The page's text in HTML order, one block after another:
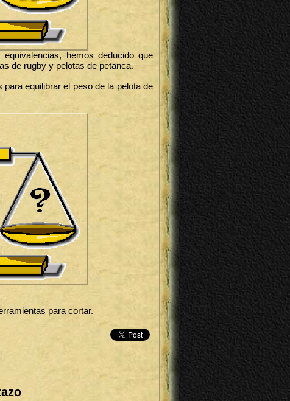
hemos deducido que
de rugby y pelotas de petanca.
equilibrar el peso de la pelota de
para cortar.